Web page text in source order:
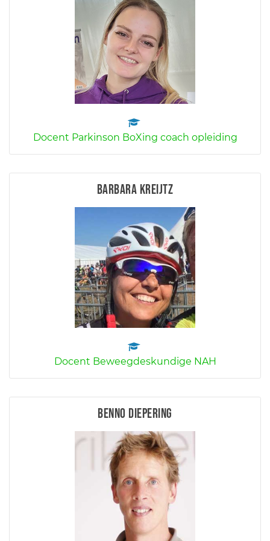
Docent Parkinson BoXing coach opleiding
Barbara Kreijtz
Docent Beweegdeskundige NAH
Benno Diepering